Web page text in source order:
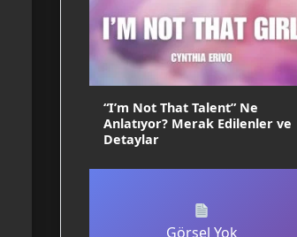
“I’m Not That Talent” Ne
Anlatıyor? Merak Edilenler ve
Detaylar
Görsel Yok